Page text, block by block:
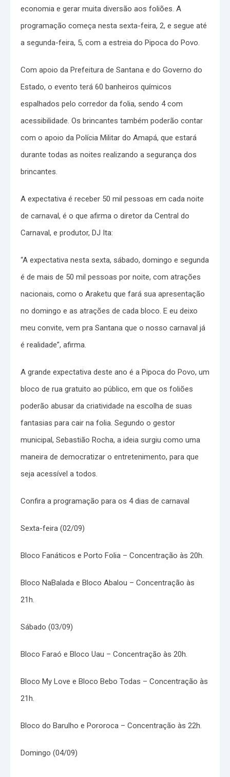
economia e gerar muita diversão aos foliões. A
programação começa nesta sexta-feira, 2, e segue até
a segunda-feira, 5, com a estreia do Pipoca do Povo.
Com apoio da Prefeitura de Santana e do Governo do
Estado, o evento terá 60 banheiros químicos
espalhados pelo corredor da folia, sendo 4 com
acessibilidade. Os brincantes também poderão contar
com o apoio da Polícia Militar do Amapá, que estará
durante todas as noites realizando a segurança dos
brincantes.
A expectativa é receber 50 mil pessoas em cada noite
de carnaval, é o que afirma o diretor da Central do
Carnaval, e produtor, DJ Ita:
“A expectativa nesta sexta, sábado, domingo e segunda
é de mais de 50 mil pessoas por noite, com atrações
nacionais, como o Araketu que fará sua apresentação
no domingo e as atrações de cada bloco. E eu deixo
meu convite, vem pra Santana que o nosso carnaval já
é realidade”, afirma.
A grande expectativa deste ano é a Pipoca do Povo, um
bloco de rua gratuito ao público, em que os foliões
poderão abusar da criatividade na escolha de suas
fantasias para cair na folia. Segundo o gestor
municipal, Sebastião Rocha, a ideia surgiu como uma
maneira de democratizar o entretenimento, para que
seja acessível a todos.
Confira a programação para os 4 dias de carnaval
Sexta-feira (02/09)
Bloco Fanáticos e Porto Folia – Concentração às 20h.
Bloco NaBalada e Bloco Abalou – Concentração às
21h.
Sábado (03/09)
Bloco Faraó e Bloco Uau – Concentração às 20h.
Bloco My Love e Bloco Bebo Todas – Concentração às
21h.
Bloco do Barulho e Pororoca – Concentração às 22h.
Domingo (04/09)